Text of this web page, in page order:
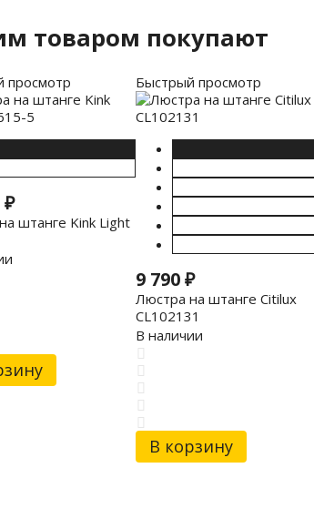
товаром покупают
просмотр
₽
штанге Kink Light
Быстрый просмотр
9 790₽
Люстра на штанге Citilux
CL102131
В наличии
В корзину